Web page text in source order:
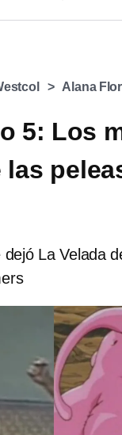
Alana
5: Los
La Velada